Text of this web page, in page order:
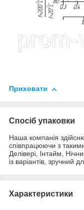
Приховати
Спосіб упаковки
Наша компанія
співпрацюючи з
Делівері, Інтайм,
із варіантів, зручний
Характеристики